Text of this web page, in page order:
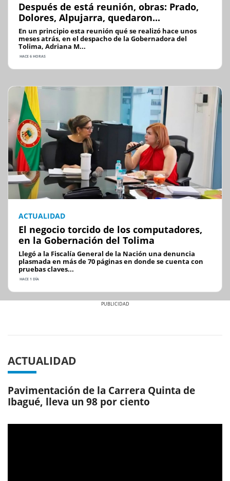
Después de está reunión, obras: Prado,
Dolores, Alpujarra, quedaron...
En un principio esta reunión qué se realizó hace unos
meses atrás, en el despacho de la Gobernadora del
Tolima, Adriana M...
HACE 6 HORAS
ACTUALIDAD
El negocio torcido de los computadores,
en la Gobernación del Tolima
Llegó a la Fiscalía General de la Nación una denuncia
plasmada en más de 70 páginas en donde se cuenta con
pruebas claves...
HACE 1 DÍA
ACTUALIDAD
Pavimentación de la Carrera Quinta de
Ibagué, lleva un 98 por ciento